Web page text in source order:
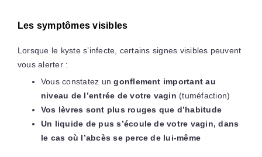
Les symptômes visibles
Lorsque le kyste s’infecte, certains signes visibles peuvent
vous alerter :
Vous constatez ungonflement important au
niveau de l’entrée de votre vagin (tuméfaction)
Vos lèvres sont plus rouges que d’habitude
Un liquide de pus s’écoule de votre vagin, dans
le cas où l’abcès se perce de lui-même